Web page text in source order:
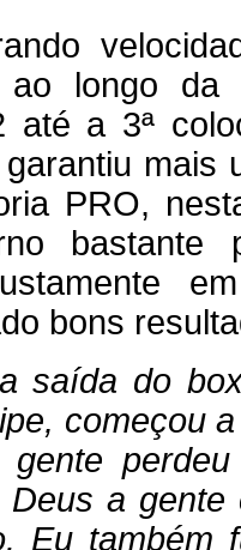
ao longo da
até a 3ª
mais
PRO,
bastante
bons
saída do
começou
gente
a gente
Eu também